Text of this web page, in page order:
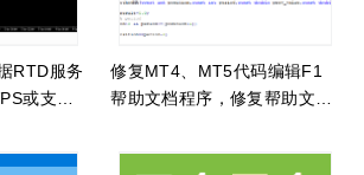
RTD服务
或支持
修复MT4、MT5代码编辑F1
帮助文档程序，修复帮助文档